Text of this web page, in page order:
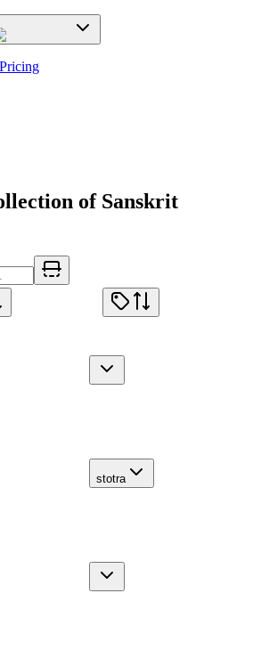
Pricing
of Sanskrit
stotra